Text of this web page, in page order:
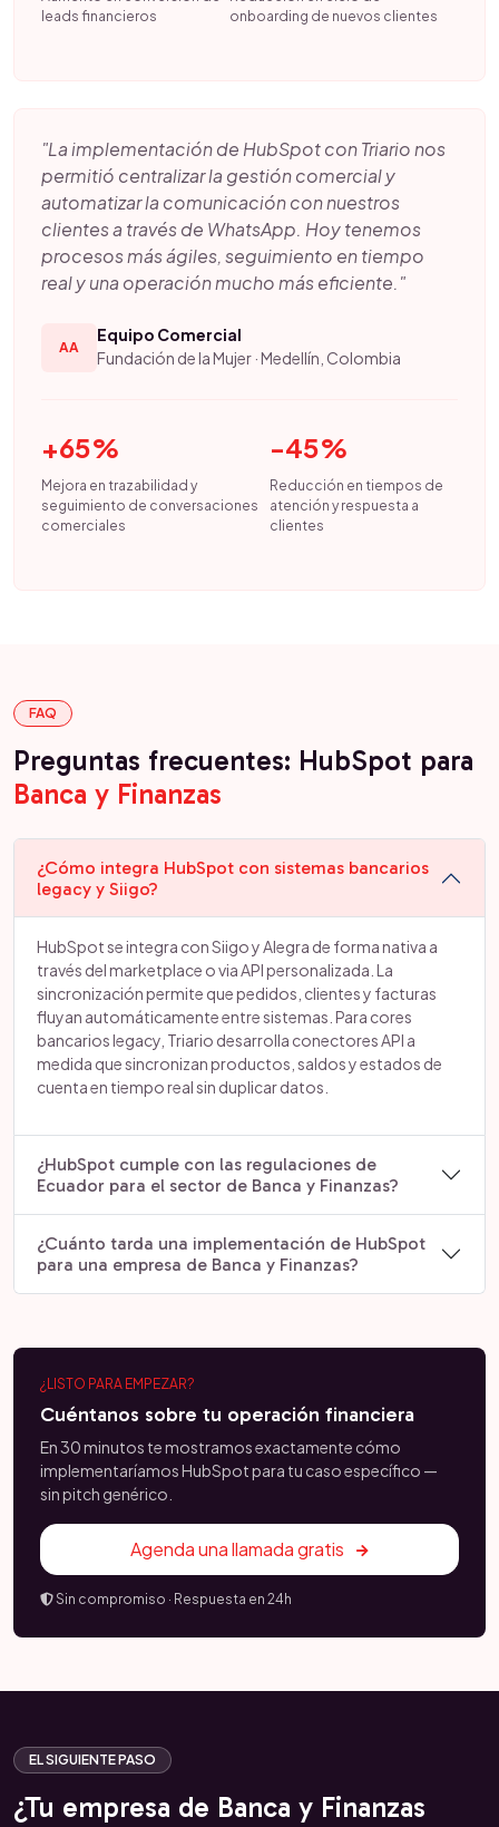
leads financieros
onboarding de nuevos clientes
"La implementación de HubSpot con Triario nos
permitió centralizar la gestión comercial y
automatizar la comunicación con nuestros
clientes a través de WhatsApp. Hoy tenemos
procesos más ágiles, seguimiento en tiempo
real y una operación mucho más eficiente."
AA
Equipo Comercial
Fundación de la Mujer · Medellín, Colombia
+65%
Mejora en trazabilidad y
seguimiento de conversaciones
comerciales
-45%
Reducción en tiempos de
atención y respuesta a
clientes
FAQ
Preguntas frecuentes: HubSpot para
Banca y Finanzas
¿Cómo integra HubSpot con sistemas bancarios
legacy y Siigo?
HubSpot se integra con Siigo y Alegra de forma nativa a
través del marketplace o via API personalizada. La
sincronización permite que pedidos, clientes y facturas
fluyan automáticamente entre sistemas. Para cores
bancarios legacy, Triario desarrolla conectores API a
medida que sincronizan productos, saldos y estados de
cuenta en tiempo real sin duplicar datos.
¿HubSpot cumple con las regulaciones de
Ecuador para el sector de Banca y Finanzas?
¿Cuánto tarda una implementación de HubSpot
para una empresa de Banca y Finanzas?
¿LISTO PARA EMPEZAR?
Cuéntanos sobre tu operación financiera
En 30 minutos te mostramos exactamente cómo
implementaríamos HubSpot para tu caso específico —
sin pitch genérico.
Agenda una llamada gratis
Sin compromiso · Respuesta en 24h
EL SIGUIENTE PASO
¿Tu empresa de Banca y Finanzas